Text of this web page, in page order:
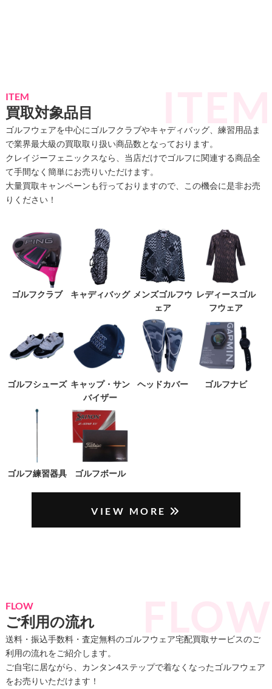
ITEM
買取対象品目
ゴルフウェアを中心にゴルフクラブやキャディバッグ、練習用品ま
で業界最大級の買取取り扱い商品数となっております。
クレイジーフェニックスなら、当店だけでゴルフに関連する商品全
て手間なく簡単にお売りいただけます。
大量買取キャンペーンも行っておりますので、この機会に是非お売
りください！
ゴルフクラブ キャディバッグ メンズゴルフウ
ェア
レディースゴル
フウェア
ゴルフシューズ キャップ・サン
バイザー
ヘッドカバー ゴルフナビ
ゴルフ練習器具 ゴルフボール
VIEW MORE
FLOW
ご利用の流れ
送料・振込手数料・査定無料のゴルフウェア宅配買取サービスのご
利用の流れをご紹介します。
ご自宅に居ながら、カンタン4ステップで着なくなったゴルフウェア
をお売りいただけます！